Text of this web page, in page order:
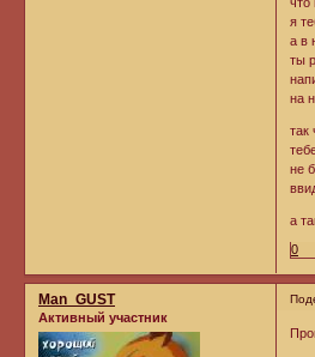
я
а в
ты
на
так
не
а
0
Man_GUST
Активный участник